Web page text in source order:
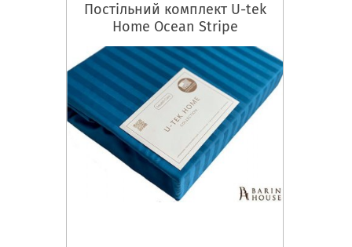
Постільний комплект U-tek
Home Ocean Stripe